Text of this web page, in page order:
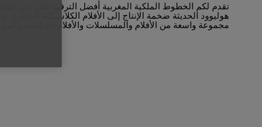
تقدم لكم الخطوط الملكية المغربية أفضل الترفيه على متن
هوليوود الحديثة ضخمة الإنتاج إلى الأفلام الكلاسيكية الخالدة،
مجموعة واسعة من الأفلام والمسلسلات والأفلام الوثائقية